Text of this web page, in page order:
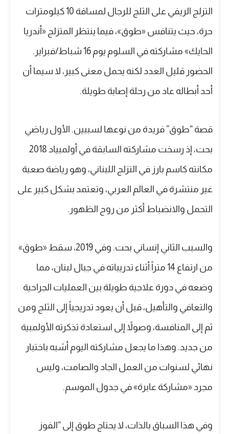
التزلج الريفي على الثلج للرجال لمسافة 10 كيلومترات
حرة، حيث يتنافس «طوق»، فيما ينتظر المتزلج «أندريا
الحايك» مشاركته في السلوم يوم 16 شباط/فبراير.
الحضور قليل العدد لكنه يحمل معنى كبير، لا سيما أن
أحد أبطاله عاد من رحلة إصابة طويلة.
قصة “طوق” فريدة من نوعها لسببين. الأول رياضي
بحت، إذ رسخت مشاركته السابقة في أولمبياد 2018
مكانته كاسم بارز في التزلج اللبناني، وهو رياضة صعبة
غير منتشرة في العالم العربي، وتعتمد بشكل كبير على
التحمل والانضباط أكثر من روح الظهور.
والسبب الثاني إنساني بحت. وفي 2019، سقط «طوق»
من ارتفاع 14 متراً أثناء تدريباته في جبال لبنان، مما
وضعه في دورة علاجية طويلة بين العمليات الجراحية
والتعافي والتأهيل، قبل أن يعود تدريجياً إلى الثلج ومن
ثم إلى المنافسة، وصولاً إلى استعادة تذكرته الأولمبية
من جديد. وهذا ما يجعل مشاركته اليوم أشبه باختبار
نهائي لسنوات من العمل الجاد والصامت، وليس
مجرد «مشاركة عابرة» في جدول الموسم.
وفي هذا السباق بالذات، لا يحتاج طوق إلى “الفوز